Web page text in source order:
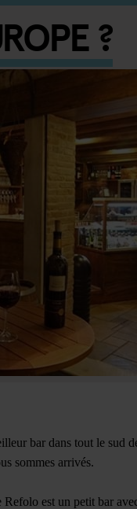
?
bar dans tout le sud
sommes arrivés.
est un petit bar